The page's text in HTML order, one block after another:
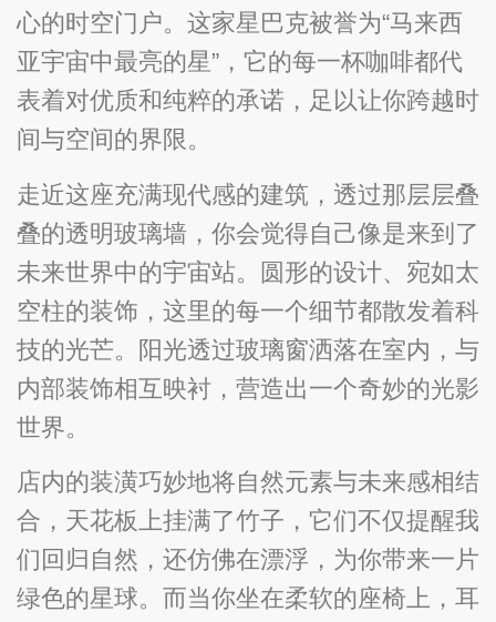
心的时空门户。这家星巴克被誉为“马来西
亚宇宙中最亮的星”，它的每一杯咖啡都代
表着对优质和纯粹的承诺，足以让你跨越时
间与空间的界限。
走近这座充满现代感的建筑，透过那层层叠
叠的透明玻璃墙，你会觉得自己像是来到了
未来世界中的宇宙站。圆形的设计、宛如太
空柱的装饰，这里的每一个细节都散发着科
技的光芒。阳光透过玻璃窗洒落在室内，与
内部装饰相互映衬，营造出一个奇妙的光影
世界。
店内的装潢巧妙地将自然元素与未来感相结
合，天花板上挂满了竹子，它们不仅提醒我
们回归自然，还仿佛在漂浮，为你带来一片
绿色的星球。而当你坐在柔软的座椅上，耳